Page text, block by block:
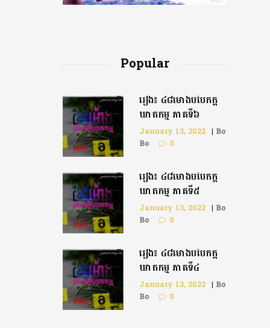
Popular
រឿង៖ ៤៨ម៉ោងបំបែកក្តី
ឃាតកម្ម ភាគទី៦
January 13, 2022 | Bo
Bo
0
រឿង៖ ៤៨ម៉ោងបំបែកក្ដី
ឃាតកម្ម ភាគទី៥
January 13, 2022 | Bo
Bo
0
រឿង៖ ៤៨ម៉ោងបំបែកក្តី
ឃាតកម្ម ភាគទី៤
January 13, 2022 | Bo
Bo
0